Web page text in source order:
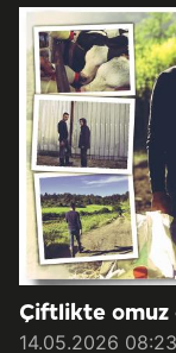
Çiftlikte omuz
14.05.2026 08:23